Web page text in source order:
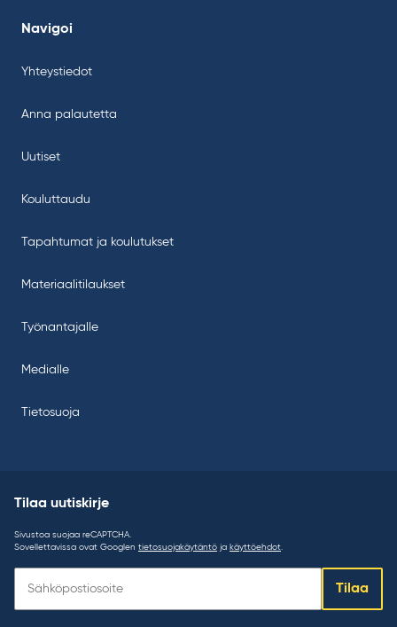
Navigoi
Yhteystiedot
Anna palautetta
Uutiset
Kouluttaudu
Tapahtumat ja koulutukset
Materiaalitilaukset
Työnantajalle
Medialle
Tietosuoja
Tilaa uutiskirje
Sivustoa suojaa reCAPTCHA.
Sovellettavissa ovat Googlen tietosuojakäytäntö ja käyttöehdot.
uutiskirje:
Tilaa